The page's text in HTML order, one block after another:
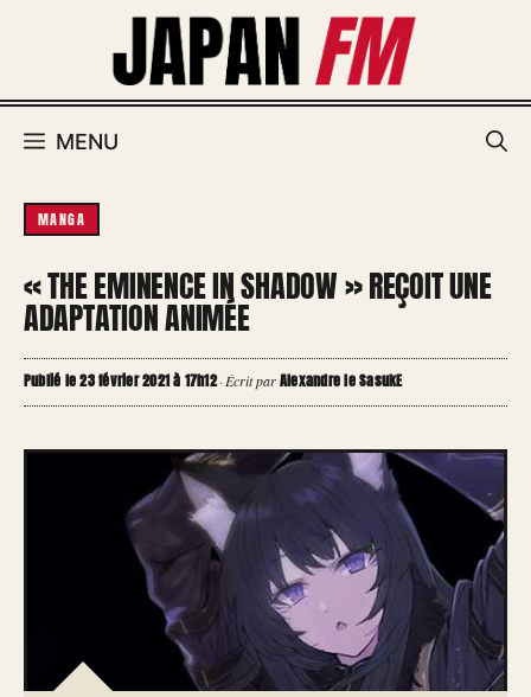
MENU
MANGA
« THE EMINENCE IN SHADOW » REÇOIT UNE
ADAPTATION ANIMÉE
Publié le 23 février 2021 à 17h12·Écrit parAlexandre le SasukE